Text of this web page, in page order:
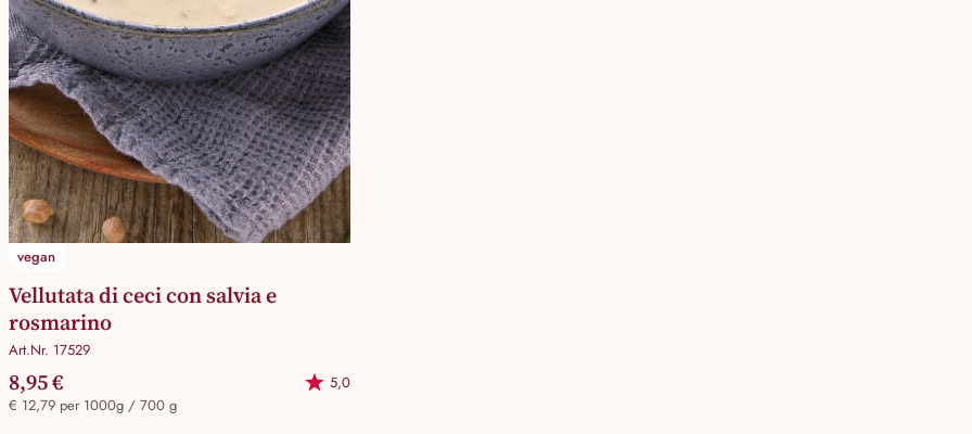
vegan
Vellutata di ceci con salvia e
rosmarino
Art.Nr. 17529
8,95 €
5,0
€ 12,79 per 1000g / 700 g